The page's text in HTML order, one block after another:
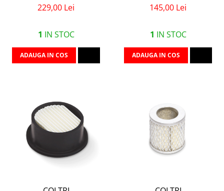
229,00 Lei
1 IN STOC
ADAUGA IN COS
145,00 Lei
1 IN STOC
ADAUGA IN COS